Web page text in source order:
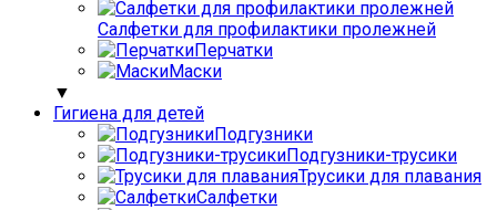
Салфетки для профилактики пролежней
Перчатки
Маски
▼
Гигиена для детей
Подгузники
Подгузники-трусики
Трусики для плавания
Салфетки